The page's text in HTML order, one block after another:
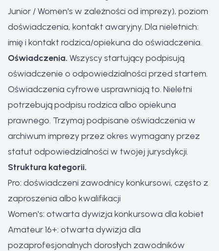
Junior / Women's w zależności od imprezy), poziom
doświadczenia, kontakt awaryjny. Dla nieletnich:
imię i kontakt rodzica/opiekuna do oświadczenia.
Oświadczenia. Wszyscy startujący podpisują
oświadczenie o odpowiedzialności przed startem.
Oświadczenia cyfrowe usprawniają to. Nieletni
potrzebują podpisu rodzica albo opiekuna
prawnego. Trzymaj podpisane oświadczenia w
archiwum imprezy przez okres wymagany przez
statut odpowiedzialności w twojej jurysdykcji.
Struktura kategorii.
Pro: doświadczeni zawodnicy konkursowi, często z
zaproszenia albo kwalifikacji
Women's: otwarta dywizja konkursowa dla kobiet
Amateur 16+: otwarta dywizja dla
pozaprofesjonalnych dorosłych zawodników